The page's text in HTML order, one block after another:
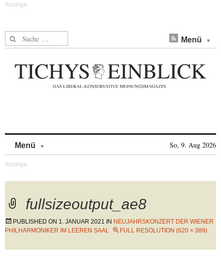
Suche nach: Menü
Menü So, 9. Aug 2026
fullsizeoutput_ae8
PUBLISHED ON 1. JANUAR 2021 IN NEUJAHRSKONZERT DER WIENER
PHILHARMONIKER IM LEEREN SAAL
FULL RESOLUTION (620 × 389)